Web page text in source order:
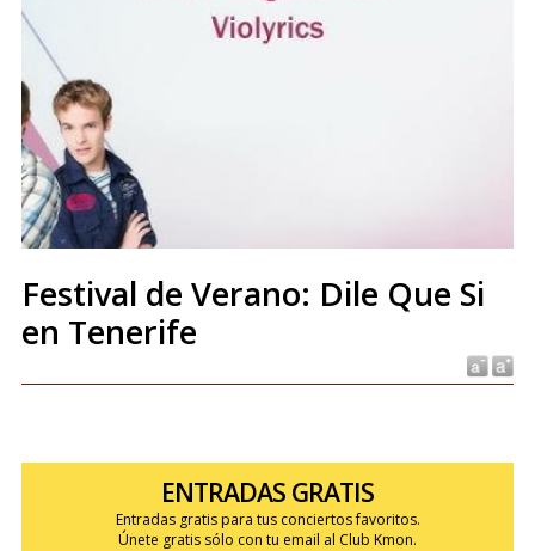
Festival de Verano: Dile Que Si
en Tenerife
ENTRADAS GRATIS
Entradas gratis para tus conciertos favoritos.
Únete gratis sólo con tu email al Club Kmon.